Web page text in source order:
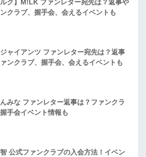
ルク】M!LK ファンレター宛先は？返事や
クラブ、握手会、会えるイベントも
ャイアンツ ファンレター宛先は？返事
ンクラブ、握手会、会えるイベントも
みな ファンレター返事は？ファンクラ
手会イベント情報も
公式ファンクラブの入会方法！イベン